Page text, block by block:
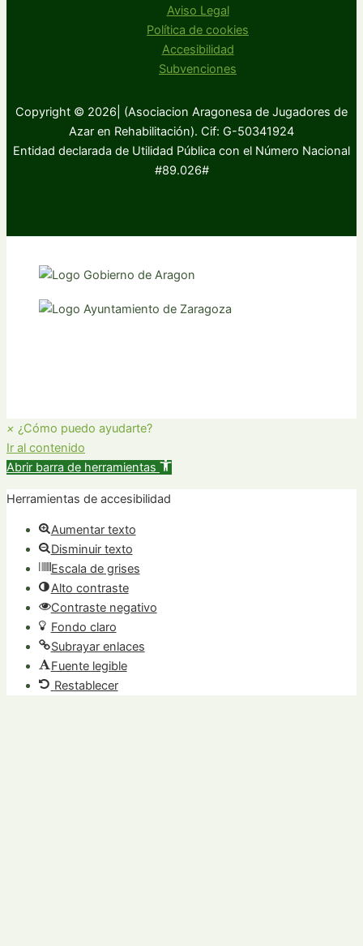
Aviso Legal
Política de cookies
Accesibilidad
Subvenciones
Copyright © 2026| (Asociacion Aragonesa de Jugadores de
Azar en Rehabilitación). Cif: G-50341924
Entidad declarada de Utilidad Pública con el Número Nacional
#89.026#
× ¿Cómo puedo ayudarte?
Ir al contenido
Abrir barra de herramientas
Herramientas de accesibilidad
Aumentar texto
Disminuir texto
Escala de grises
Alto contraste
Contraste negativo
Fondo claro
Subrayar enlaces
Fuente legible
Restablecer